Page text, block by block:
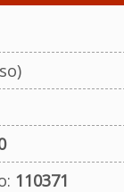
110371